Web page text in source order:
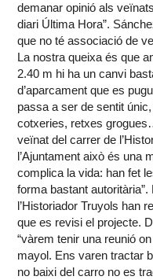
demanar opinió als
diari Última Hora”.
que no té associació de
La nostra queixa és que
2.40 m hi ha un canvi
d’aparcament que es
passa a ser de sentit
cotxeries, retxes
veïnat del carrer de
l’Ajuntament això és una
complica la vida: han fet
forma bastant
l’Historiador Truyols han
que es revisi el projecte.
“vàrem tenir una reunió
mayol. Ens varen tractar
no baixi del carro no es